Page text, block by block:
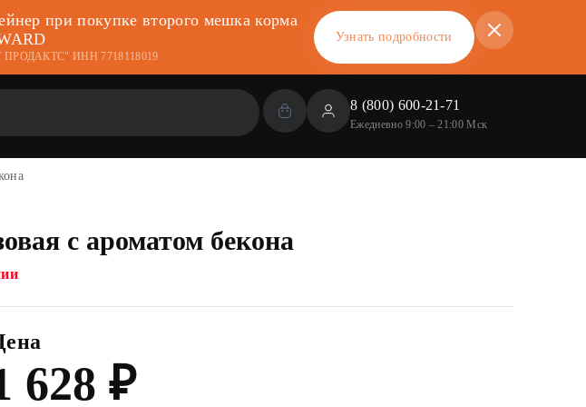
при покупке второго мешка корма
ПРОДАКТС" ИНН 7718118019
Узнать подробности
8 (800) 600-21-71
Ежедневно 9:00 – 21:00 Мск
с ароматом бекона
628 ₽